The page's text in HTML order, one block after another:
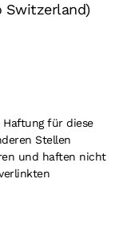
Switzerland)
für diese
Stellen
und haften nicht